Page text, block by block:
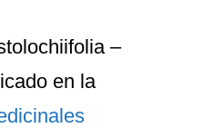
–
en la